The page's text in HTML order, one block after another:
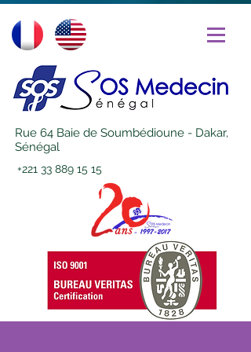
Rue 64 Baie de Soumbédioune - Dakar,
Sénégal
+221 33 889 15 15